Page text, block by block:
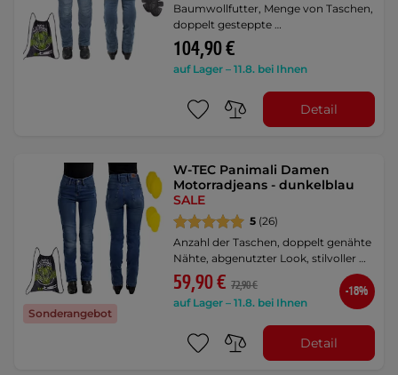
Baumwollfutter, Menge von Taschen,
doppelt gesteppte …
104,90 €
auf Lager – 11.8. bei Ihnen
Detail
Sonderangebot
W-TEC Panimali Damen
Motorradjeans - dunkelblau
SALE
5 (26)
Anzahl der Taschen, doppelt genähte
Nähte, abgenutzter Look, stilvoller …
59,90 € 72,90 €
auf Lager – 11.8. bei Ihnen
-18%
Detail